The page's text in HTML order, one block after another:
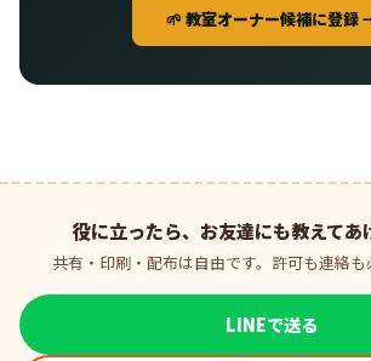
🌱 教室オーナー候補に登録
役に立ったら、お友達にも教えてあ
共有・印刷・配布は自由です。許可も連絡も
LINEで送る